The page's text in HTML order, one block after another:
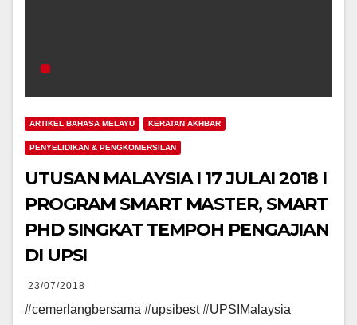
ARTIKEL BAHASA MELAYU KERATAN AKHBAR
PENYELIDIKAN & PENGKOMERSILAN
UTUSAN MALAYSIA I 17 JULAI 2018 I
PROGRAM SMART MASTER, SMART
PHD SINGKAT TEMPOH PENGAJIAN
DI UPSI
23/07/2018
#cemerlangbersama #upsibest #UPSIMalaysia